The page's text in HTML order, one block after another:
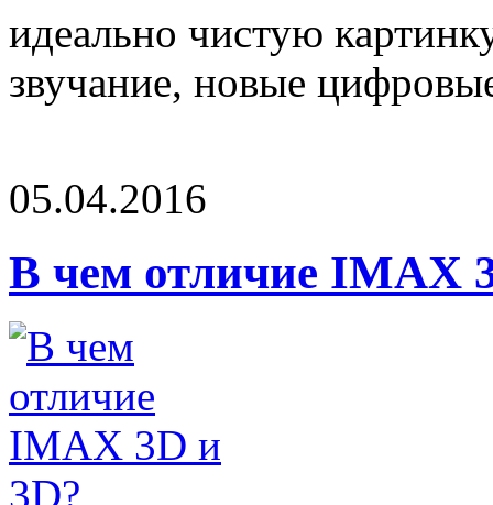
идеально чистую
звучание, новые
05.04.2016
В чем отличие IMAX